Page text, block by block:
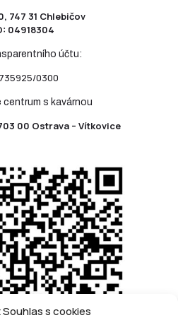
s cookies
747 31 Chlebičov
04918304
účtu:
0300
centrum s kavárnou
00 Ostrava – Vítkovice